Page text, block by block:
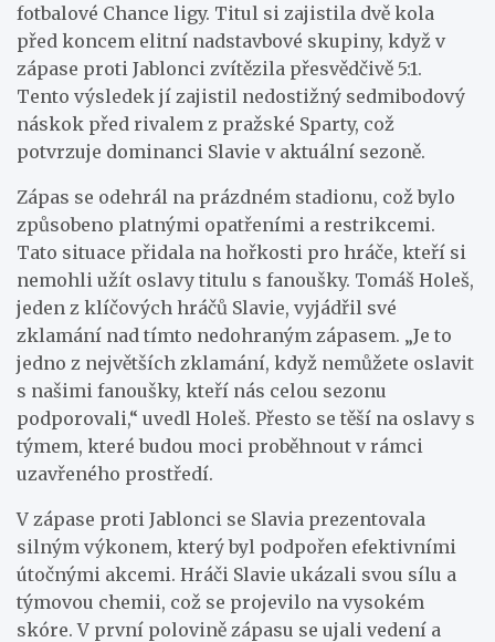
fotbalové Chance ligy. Titul si zajistila dvě kola
před koncem elitní nadstavbové skupiny, když v
zápase proti Jablonci zvítězila přesvědčivě 5:1.
Tento výsledek jí zajistil nedostižný sedmibodový
náskok před rivalem z pražské Sparty, což
potvrzuje dominanci Slavie v aktuální sezoně.
Zápas se odehrál na prázdném stadionu, což bylo
způsobeno platnými opatřeními a restrikcemi.
Tato situace přidala na hořkosti pro hráče, kteří si
nemohli užít oslavy titulu s fanoušky. Tomáš Holeš,
jeden z klíčových hráčů Slavie, vyjádřil své
zklamání nad tímto nedohraným zápasem. „Je to
jedno z největších zklamání, když nemůžete oslavit
s našimi fanoušky, kteří nás celou sezonu
podporovali,“ uvedl Holeš. Přesto se těší na oslavy s
týmem, které budou moci proběhnout v rámci
uzavřeného prostředí.
V zápase proti Jablonci se Slavia prezentovala
silným výkonem, který byl podpořen efektivními
útočnými akcemi. Hráči Slavie ukázali svou sílu a
týmovou chemii, což se projevilo na vysokém
skóre. V první polovině zápasu se ujali vedení a